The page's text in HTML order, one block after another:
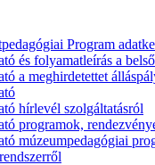
Program
és folyamatleírás a
a meghirdetettet
hírlevél szolgáltatásról
programok,
múzeumpedagógiai